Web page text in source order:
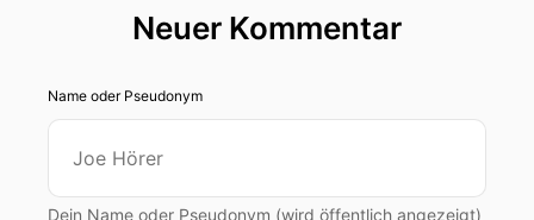
Neuer Kommentar
Name oder Pseudonym
Dein Name oder Pseudonym (wird öffentlich angezeigt)